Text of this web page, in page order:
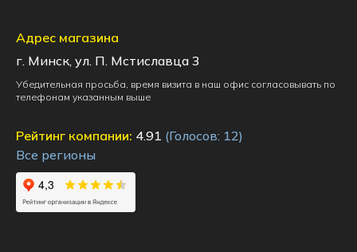
Адрес магазина
г. Минск, ул. П. Мстиславца 3
Убедительная просьба, время визита в наш офис согласовывать по
телефонам указанным выше
Рейтинг компании: 4.91 (Голосов: 12)
Все регионы